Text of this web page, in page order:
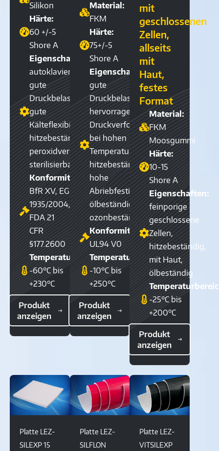
Silikon
Härte:
60 +/-5
Shore A
Eigenschaften:
autoklavierbar,
gute
Druckbelastung,
gute
Kälteflexibilität,
hitzebeständig,
peroxidvernetzt,
sterilisierbar
Konformität:
BfR XV, EG
1935/2004,
FDA 21
CFR
§177.2600
Temperaturbereich:
-60°C bis
+230°C
Produkt
anzeigen
Material:
FKM
Härte:
75+/-5
Shore A
Eigenschaften:
gute
Druckbelastung,
hervorragender
Druckverformungsrest
bei hohen
Temperaturen,
hitzebeständig,
hohe
Abriebfestigkeit,
ölbeständig,
ozonbeständig
Konformität:
UL94 V0
Temperaturbereich:
-10°C bis
+250°C
Produkt
anzeigen
mit
geschlossenen
Zellen,
allseits
mit
Haut,
festes
Format
Material:
FKM
Moosgummi
Härte:
10-15
Shore A
Eigenschaften:
feinporige
geschlossene
Zellen,
hitzebeständig,
mit Haut,
ölbeständig
-25°C bis
+200°C
Produkt
anzeigen
Platte LEZ-
SILEXP 15
Platte LEZ-
SILFLON
Platte LEZ-
VITSILEXP